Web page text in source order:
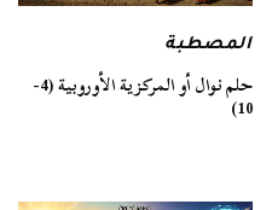
المصطبة
حلم نوال أو المركزية الأوروبية (4-
10)